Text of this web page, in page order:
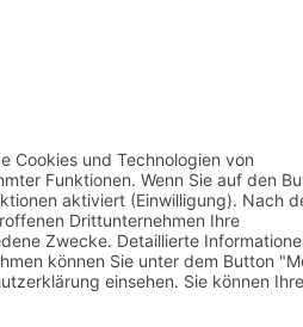
nachhaltig steigern. Denn ein
Markenauftritt auf der 360°-
zahlt messbar auf die Marke ein.
10.09.2020